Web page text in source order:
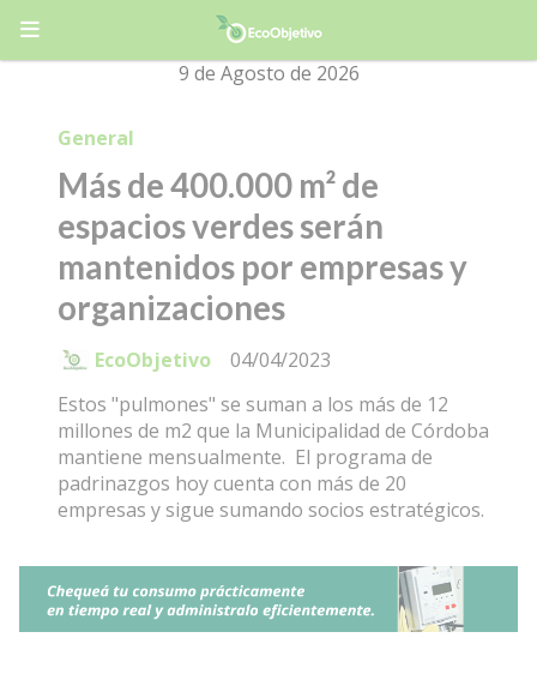
9 de Agosto de 2026
Más de 400.000 m² de
espacios verdes serán
mantenidos por empresas y
organizaciones
Estos "pulmones" se suman a los más de 12
millones de m2 que la Municipalidad de Córdoba
mantiene mensualmente. El programa de
padrinazgos hoy cuenta con más de 20
empresas y sigue sumando socios estratégicos.
General
04/04/2023
EcoObjetivo